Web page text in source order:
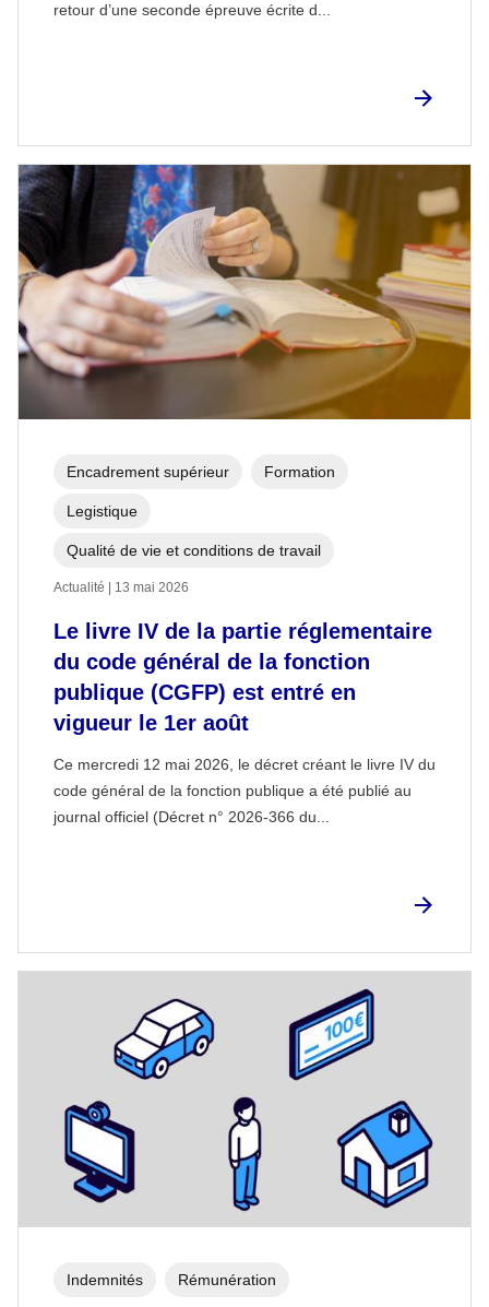
retour d’une seconde épreuve écrite d...
Le livre IV de la partie réglementaire
du code général de la fonction
publique (CGFP) est entré en
vigueur le 1er août
Ce mercredi 12 mai 2026, le décret créant le livre IV du
code général de la fonction publique a été publié au
journal officiel (Décret n° 2026-366 du...
Encadrement supérieur Formation
Legistique
Qualité de vie et conditions de travail
Actualité | 13 mai 2026
Indemnités Rémunération